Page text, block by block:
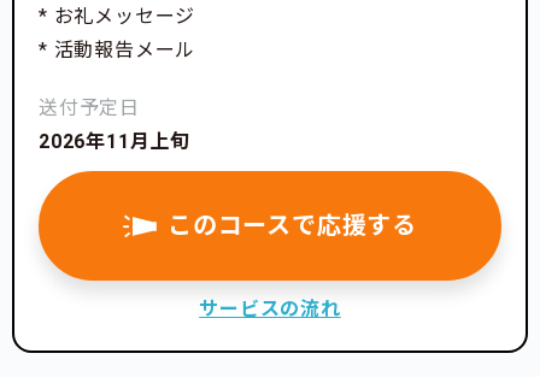
* お礼メッセージ
* 活動報告メール
送付予定日
2026年11月上旬
このコースで応援する
サービスの流れ